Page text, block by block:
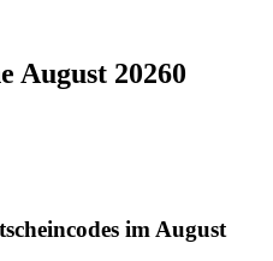
August 20260
im August